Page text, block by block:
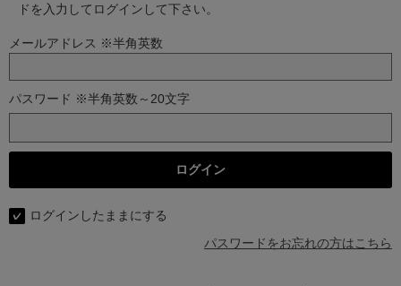
ドを入力してログインして下さい。
メールアドレス ※半角英数
パスワード ※半角英数～20文字
ログインしたままにする
パスワードをお忘れの方はこちら